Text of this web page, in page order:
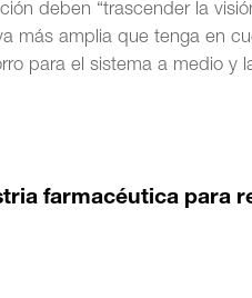
deben “trascender la
más amplia que tenga en
para el sistema a medio y
farmacéutica para